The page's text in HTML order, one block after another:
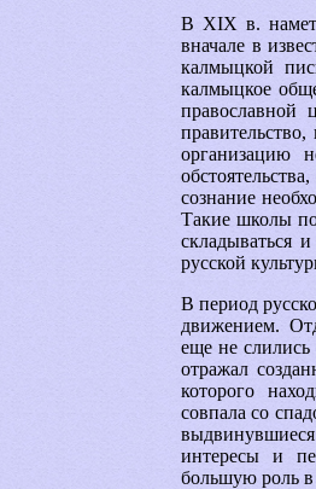
В XIX в.
вначале в
калмыцкой
калмыцкое
православной
организацию
сознание
Такие школы
складываться
русской
В период
движением.
еще не
отражал
которого
совпала со
интересы и
большую роль в